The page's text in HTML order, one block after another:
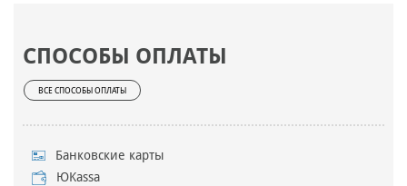
СПОСОБЫ ОПЛАТЫ
ВСЕ СПОСОБЫ ОПЛАТЫ
Банковские карты
ЮKassa